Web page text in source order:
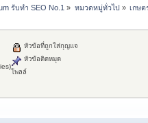
รับทำ SEO No.1 » หมวดหมู่ทั่วไป» เกษต
หัวข้อที่ถูกใส่กุญแจ
หัวข้อติดหมุด
โพลล์